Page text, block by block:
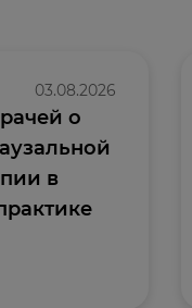
03.08.2026
о
в